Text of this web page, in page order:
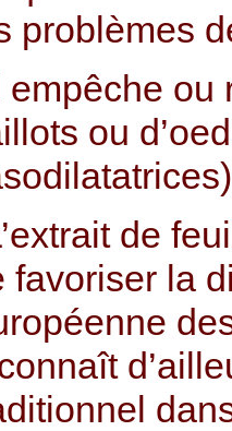
problèmes
empêche ou
ou
de
favoriser la